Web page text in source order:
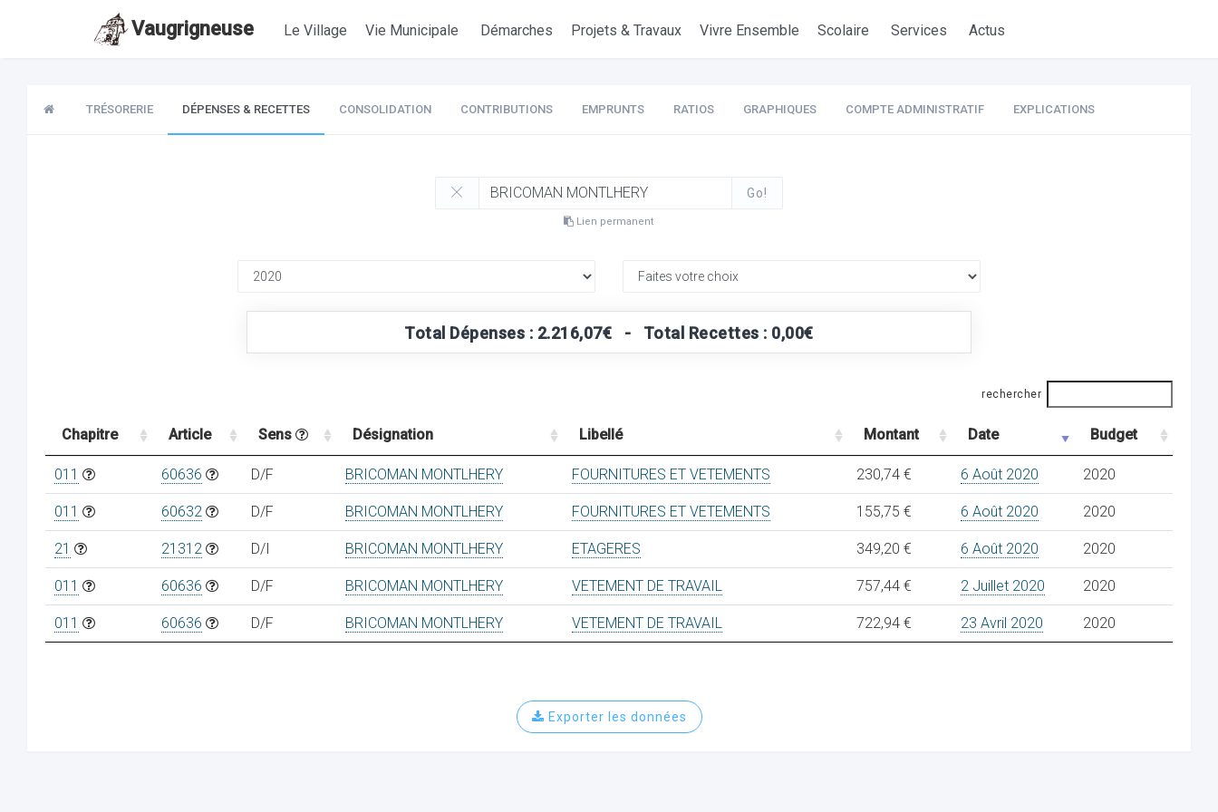
Vaugrigneuse Le Village Vie Municipale Démarches Projets & Travaux Vivre Ensemble Scolaire Services Actus
TRÉSORERIE DÉPENSES & RECETTES CONSOLIDATION CONTRIBUTIONS EMPRUNTS RATIOS GRAPHIQUES COMPTE ADMINISTRATIF EXPLICATIONS
Go!
Lien permanent
Total Dépenses : 2.216,07€ - Total Recettes : 0,00€
rechercher
Chapitre Article Sens Désignation Libellé Montant Date Budget
011 60636 D/F BRICOMAN MONTLHERY FOURNITURES ET VETEMENTS 230,74 € 6 Août 2020 2020
011 60632 D/F BRICOMAN MONTLHERY FOURNITURES ET VETEMENTS 155,75 € 6 Août 2020 2020
21 21312 D/I BRICOMAN MONTLHERY ETAGERES 349,20 € 6 Août 2020 2020
011 60636 D/F BRICOMAN MONTLHERY VETEMENT DE TRAVAIL 757,44 € 2 Juillet 2020 2020
011 60636 D/F BRICOMAN MONTLHERY VETEMENT DE TRAVAIL 722,94 € 23 Avril 2020 2020
Exporter les données